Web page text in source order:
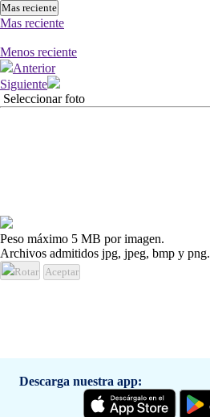
Mas reciente
Mas reciente
Menos reciente
Anterior
Siguiente
Seleccionar foto
Peso máximo 5 MB por imagen.
Archivos admitidos jpg, jpeg, bmp y png.
Rotar Aceptar
Descarga nuestra app: